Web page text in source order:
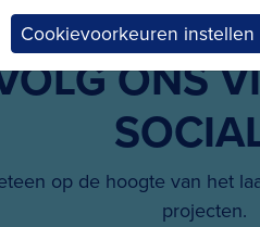
ONS
op de hoogte van het
projecten.
Cookievoorkeuren instellen